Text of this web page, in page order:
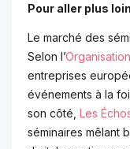
Pour aller plus loin
Le marché des
Selon l’
entreprises
événements à la
son côté, Les
séminaires mêlant